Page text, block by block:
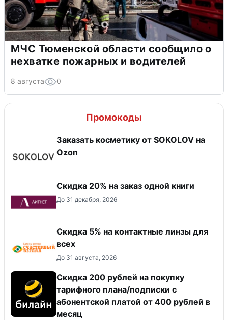
МЧС Тюменской области сообщило о
нехватке пожарных и водителей
8 августа 0
Промокоды
Заказать косметику от SOKOLOV на
Ozon
Скидка 20% на заказ одной книги
До 31 декабря, 2026
Скидка 5% на контактные линзы для
всех
До 31 августа, 2026
Скидка 200 рублей на покупку
тарифного плана/подписки с
абонентской платой от 400 рублей в
месяц